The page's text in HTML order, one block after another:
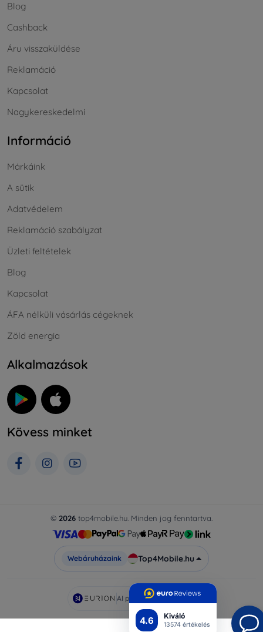
4.6 Kiváló
13574 értékelés
Blog
Cashback
Áru visszaküldése
Reklamáció
Kapcsolat
Nagykereskedelmi
Információ
Márkáink
A sütik
Adatvédelem
Reklamáció szabályzat
Üzleti feltételek
Blog
Kapcsolat
ÁFA nélküli vásárlás cégeknek
Zöld energia
Alkalmazások
Kövess minket
© 2026 top4mobile.hu. Minden jog fenntartva.
Webáruházaink Top4Mobile.hu
AI powered byEurion